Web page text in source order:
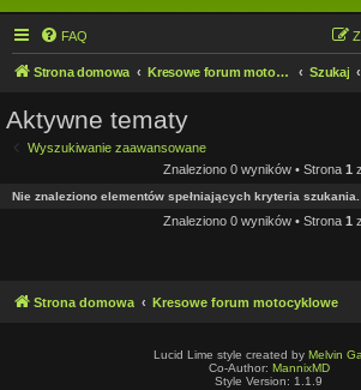
FAQ
Strona domowa Kresowe forum motocyklowe Szukaj
Aktywne tematy
Wyszukiwanie zaawansowane
Znaleziono 0 wyników • Strona 1 z
Nie znaleziono elementów spełniających kryteria szukania.
Znaleziono 0 wyników • Strona 1 z
Strona domowa Kresowe forum motocyklowe
Lucid Lime style created by Melvin
Co-Author: MannixMD
Style Version: 1.1.9